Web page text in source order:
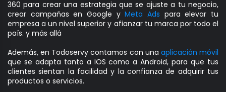
360 para crear una estrategia que se ajuste a tu negocio,
crear campañas en Google yMeta Ads para elevar tu
empresa a un nivel superior y afianzar tu marca por todo el
país. y más allá
Además, en Todoservy contamos con una aplicación móvil
que se adapta tanto a IOS como a Android, para que tus
clientes sientan la facilidad y la confianza de adquirir tus
productos o servicios.